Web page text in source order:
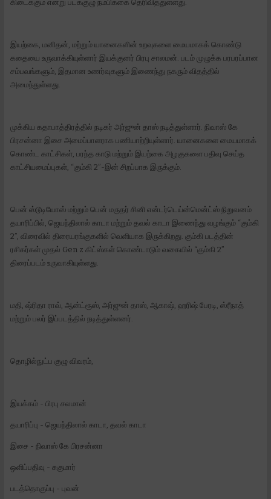
கிடைக்கும் என்று படக்குழு நம்பிக்கை தெரிவித்துள்ளது.
இயற்கை, மனிதன், மற்றும் யானைகளின் உறவுகளை மையமாகக் கொண்டு
கதையை உருவாக்கியுள்ளார் இயக்குனர் பிரபு சாலமன். படம் முழுக்க பரபரப்பான
சம்பவங்களும், இதமான உணர்வுகளும் இணைந்து நகரும் விதத்தில்
அமைந்துள்ளது.
முக்கிய கதாபாத்திரத்தில் நடிகர் அர்ஜுன் தாஸ் நடித்துள்ளார். நிவாஸ் கே
பிரசன்னா இசை அமைப்பாளராக பணியாற்றியுள்ளார். யானைகளை மையமாகக்
கொண்ட காட்சிகள், பரந்த காடு மற்றும் இயற்கை அழகுகளை பதிவு செய்த
காட்சியமைப்புகள், “கும்கி 2”-இன் சிறப்பாக இருக்கும்.
பென் ஸ்டூடியோஸ் மற்றும் பென் மருதர் சினி என்டர்டெய்ன்மென்ட்ஸ் நிறுவனம்
தயாரிப்பில், ஜெயந்திலால் காடா மற்றும் தவல் காடா இணைந்து வழங்கும் “கும்கி
2”, விரைவில் திரையரங்குகளில் வெளியாக இருக்கிறது. கும்கி படத்தின்
ரசிகர்கள் முதல் Gen z கிட்ஸ்கள் கொண்டாடும் வகையில் “கும்கி 2”
திரைப்படம் உருவாகியுள்ளது.
மதி, ஷ்ரிதா ராவ், ஆன்ட்ரூஸ், அர்ஜுன் தாஸ், ஆகாஷ், ஹரிஷ் பேரடி, ஸ்ரீநாத்
மற்றும் பலர் இப்படத்தில் நடித்துள்ளனர்.
தொழில்நுட்ப குழு விவரம்,
இயக்கம் - பிரபு சலமான்
தயாரிப்பு - ஜெயந்திலால் காடா, தவல் காடா
இசை - நிவாஸ் கே பிரசன்னா
ஒளிப்பதிவு - சுகுமார்
படத்தொகுப்பு - புவன்